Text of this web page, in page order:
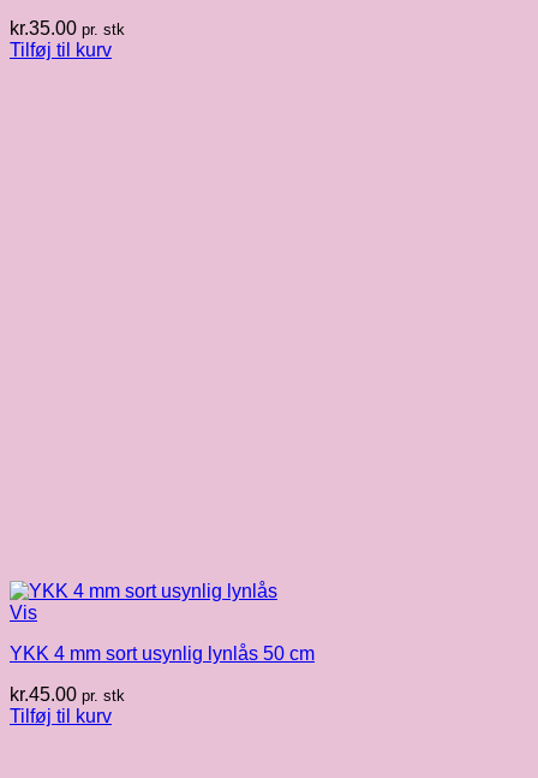
kr.35.00 pr. stk
Tilføj til kurv
Vis
YKK 4 mm sort usynlig lynlås 50 cm
kr.45.00 pr. stk
Tilføj til kurv